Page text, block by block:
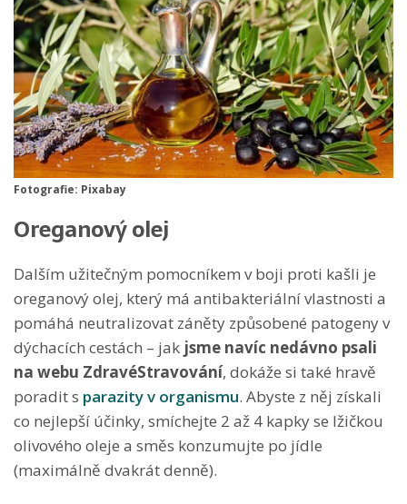
Fotografie: Pixabay
Oreganový olej
Dalším užitečným pomocníkem v boji proti kašli je
oreganový olej, který má antibakteriální vlastnosti a
pomáhá neutralizovat záněty způsobené patogeny v
dýchacích cestách – jak jsme navíc nedávno psali
na webu ZdravéStravování, dokáže si také hravě
poradit s parazity v organismu. Abyste z něj získali
co nejlepší účinky, smíchejte 2 až 4 kapky se lžičkou
olivového oleje a směs konzumujte po jídle
(maximálně dvakrát denně).